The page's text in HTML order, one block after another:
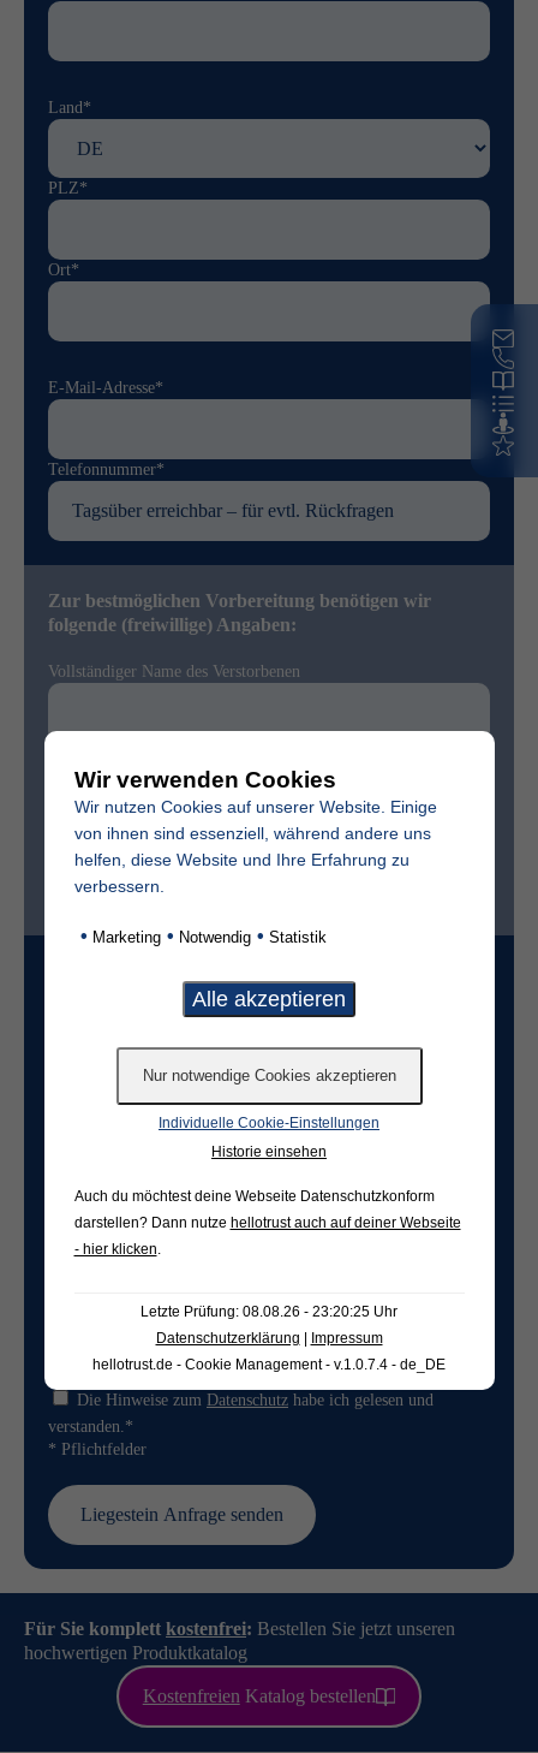
Land*
PLZ*
Ort*
E-Mail-Adresse*
Telefonnummer*
Zur bestmöglichen Vorbereitung benötigen wir
folgende (freiwillige) Angaben:
Vollständiger Name des Verstorbenen
Freifeld für evtl. Anmerkungen
Die Hinweise zum Datenschutz habe ich gelesen und
verstanden.*
* Pflichtfelder
Für Sie komplett kostenfrei: Bestellen Sie jetzt unseren
hochwertigen Produktkatalog
Kostenfreien Katalog bestellen
Wir verwenden Cookies
Wir nutzen Cookies auf unserer Website. Einige
von ihnen sind essenziell, während andere uns
helfen, diese Website und Ihre Erfahrung zu
verbessern.
• Marketing • Notwendig • Statistik
Individuelle Cookie-Einstellungen
Historie einsehen
Auch du möchtest deine Webseite Datenschutzkonform
darstellen? Dann nutze hellotrust auch auf deiner Webseite
- hier klicken
Letzte Prüfung: 08.08.26 - 23:20:25 Uhr
Datenschutzerklärung | Impressum
hellotrust.de - Cookie Management - v.1.0.7.4 - de_DE